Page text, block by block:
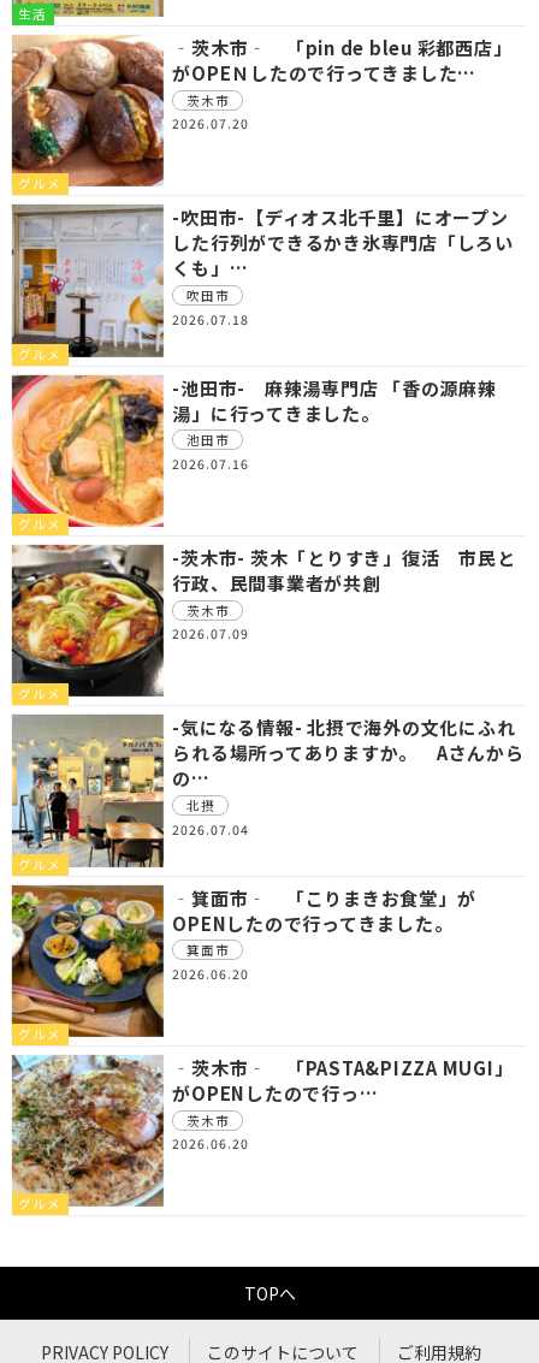
生活
グルメ
‐茨木市‐ 「pin de bleu 彩都西店」
がOPEＮしたので行ってきました…
茨木市
2026.07.20
グルメ
-吹田市-【ディオス北千里】にオープン
した行列ができるかき氷専門店「しろい
くも」…
吹田市
2026.07.18
グルメ
-池田市- 麻辣湯専門店 「香の源麻辣
湯」に行ってきました。
池田市
2026.07.16
グルメ
-茨木市- 茨木「とりすき」復活 市民と
行政、民間事業者が共創
茨木市
2026.07.09
グルメ
-気になる情報- 北摂で海外の文化にふれ
られる場所ってありますか。 Aさんから
の…
北摂
2026.07.04
グルメ
‐箕面市‐ 「こりまきお食堂」が
OPENしたので行ってきました。
箕面市
2026.06.20
グルメ
‐茨木市‐ 「PASTA&PIZZA MUGI」
がOPENしたので行っ…
茨木市
2026.06.20
TOPへ
PRIVACY POLICY このサイトについて ご利用規約